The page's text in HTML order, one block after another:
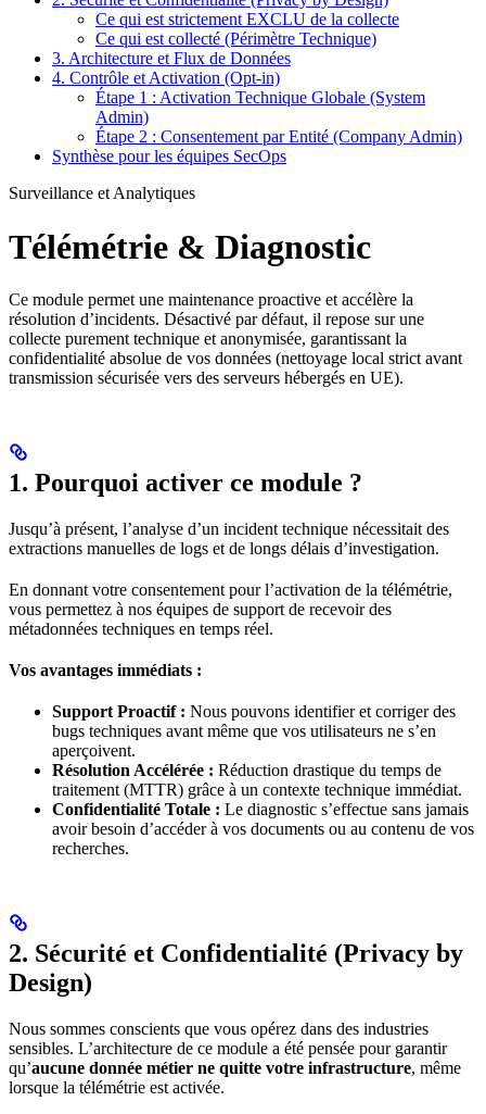
Ce qui est strictement EXCLU de la collecte
Ce qui est collecté (Périmètre Technique)
3. Architecture et Flux de Données
4. Contrôle et Activation (Opt-in)
Étape 1 : Activation Technique Globale (System
Admin)
Étape 2 : Consentement par Entité (Company Admin)
Synthèse pour les équipes SecOps
Surveillance et Analytiques
Télémétrie & Diagnostic
Ce module permet une maintenance proactive et accélère la
résolution d’incidents. Désactivé par défaut, il repose sur une
collecte purement technique et anonymisée, garantissant la
confidentialité absolue de vos données (nettoyage local strict avant
transmission sécurisée vers des serveurs hébergés en UE).
1. Pourquoi activer ce module ?
Jusqu’à présent, l’analyse d’un incident technique nécessitait des
extractions manuelles de logs et de longs délais d’investigation.
En donnant votre consentement pour l’activation de la télémétrie,
vous permettez à nos équipes de support de recevoir des
métadonnées techniques en temps réel.
Vos avantages immédiats :
Support Proactif : Nous pouvons identifier et corriger des
bugs techniques avant même que vos utilisateurs ne s’en
aperçoivent.
Résolution Accélérée : Réduction drastique du temps de
traitement (MTTR) grâce à un contexte technique immédiat.
Confidentialité Totale : Le diagnostic s’effectue sans jamais
avoir besoin d’accéder à vos documents ou au contenu de vos
recherches.
2. Sécurité et Confidentialité (Privacy by
Design)
Nous sommes conscients que vous opérez dans des industries
sensibles. L’architecture de ce module a été pensée pour garantir
qu’aucune donnée métier ne quitte votre infrastructure, même
lorsque la télémétrie est activée.